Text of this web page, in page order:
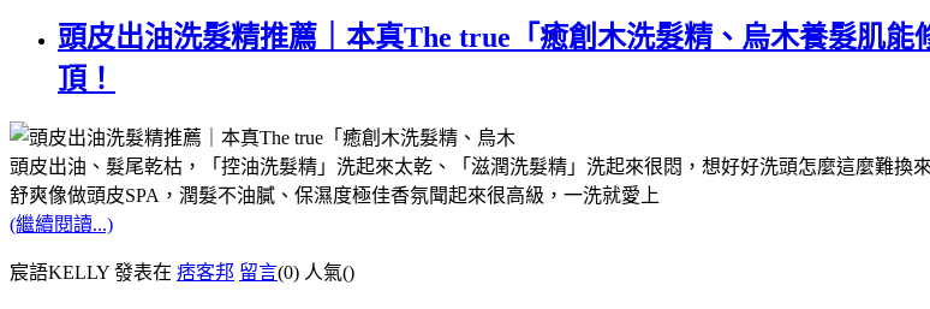
頭皮出油洗髮精推薦｜本真The true「癒創木洗髮精、烏木養髮肌
頂！
頭皮出油、髮尾乾枯，「控油洗髮精」洗起來太乾、「滋潤洗髮精」洗起來很悶，想好好洗頭怎麼這麼難換
舒爽像做頭皮SPA，潤髮不油膩、保濕度極佳香氛聞起來很高級，一洗就愛上
(繼續閱讀...)
宸語KELLY 發表在 痞客邦 留言(0) 人氣()